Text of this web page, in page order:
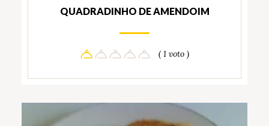
QUADRADINHO DE AMENDOIM
( 1 voto )